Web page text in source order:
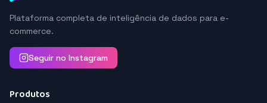
Plataforma completa de inteligência de dados para e-
commerce.
Seguir no Instagram
Produtos